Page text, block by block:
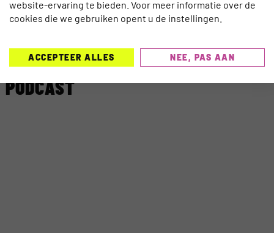
BELUISTER DE TRAVELNEXT
PODCAST
website-ervaring te bieden. Voor meer informatie over de
cookies die we gebruiken opent u de instellingen.
ACCEPTEER ALLES NEE, PAS AAN